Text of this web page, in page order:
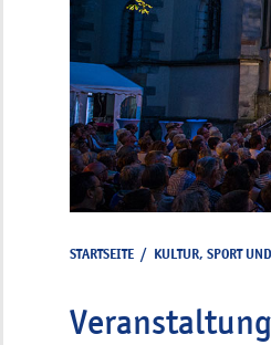
STARTSEITE / KULTUR, SPORT